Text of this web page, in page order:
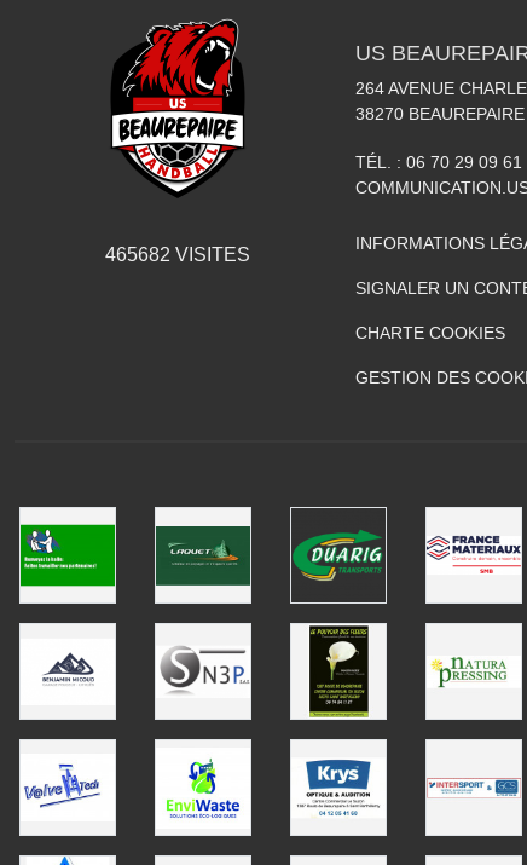
465682 VISITES
US
264 AVENUE
38270 BEAUREPAIRE
TÉL. : 06 70 29 09 61
INFORMATIONS
SIGNALER UN
CHARTE COOKIES
GESTION DES